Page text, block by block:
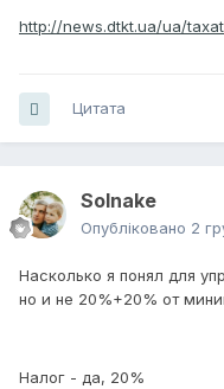
http://news.dtkt.ua/ua/
Цитата
Solnake
Опубліковано 2
Насколько я понял для
но и не 20%+20% от
Налог - да, 20%